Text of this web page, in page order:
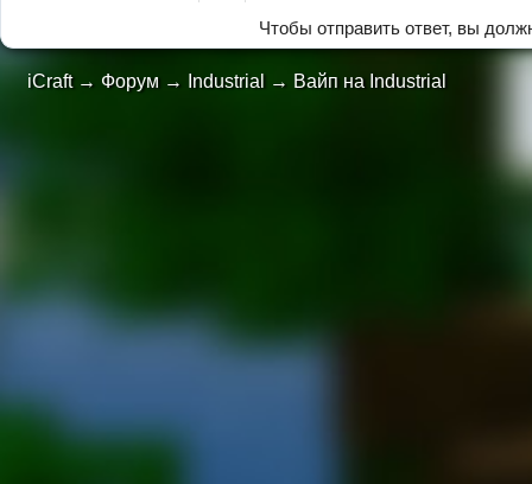
Чтобы отправить ответ, вы
iCraft → Форум → Industrial → Вайп на Industrial